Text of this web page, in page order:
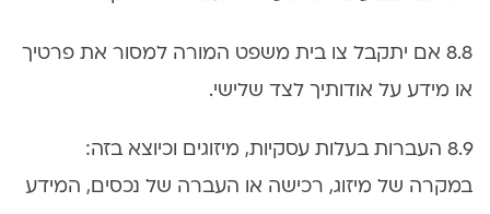
8.8 אם יתקבל צו בית משפט המורה למסור את פרטיך
או מידע על אודותיך לצד שלישי.
8.9 העברות בעלות עסקיות, מיזוגים וכיוצא בזה:
במקרה של מיזוג, רכישה או העברה של נכסים, המידע